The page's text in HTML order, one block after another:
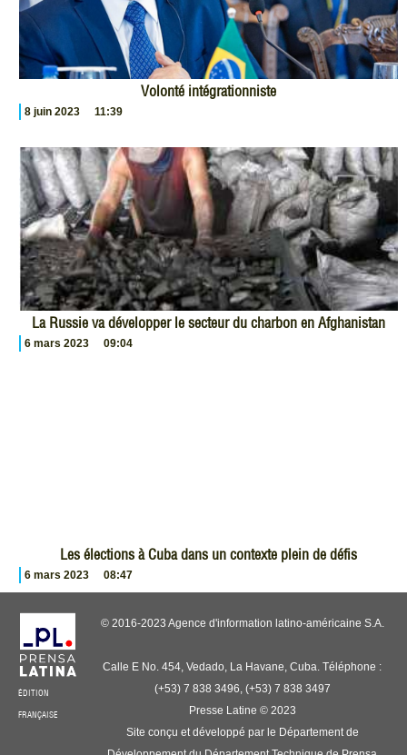
Volonté intégrationniste
8 juin 2023 11:39
La Russie va développer le secteur du charbon en Afghanistan
6 mars 2023 09:04
Les élections à Cuba dans un contexte plein de défis
6 mars 2023 08:47
ÉDITION
FRANÇAISE
© 2016-2023 Agence d'information latino-américaine S.A.
Calle E No. 454, Vedado, La Havane, Cuba. Téléphone :
(+53) 7 838 3496, (+53) 7 838 3497
Presse Latine © 2023
Site conçu et développé par le Département de